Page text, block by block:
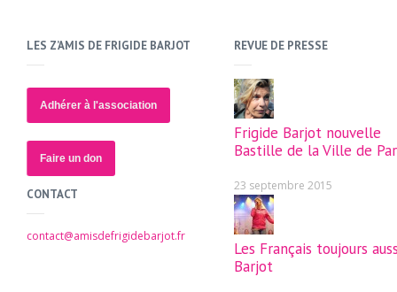
LES Z’AMIS DE FRIGIDE BARJOT
Adhérer à l'association
Faire un don
CONTACT
contact@amisdefrigidebarjot.fr
REVUE DE PRESSE
Frigide Barjot nouvelle
Bastille de la Ville de
23 septembre 2015
Les Français toujours
Barjot